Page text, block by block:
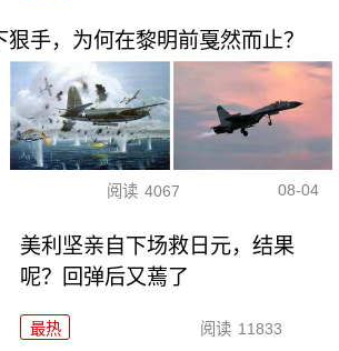
手，为何在黎明前戛然而止？
阅读 4067 08-04
美利坚亲自下场救日元，结果
呢？回弹后又蔫了
最热 阅读 11833